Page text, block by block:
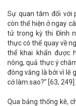
Sự quan tâm đối với
còn thể hiện ở ngay
tử trong kỳ thi Đình
thực có thể quay về
thể khai khẩn được
nông, quả thực ý
đông vắng là bởi vì lẽ
cớ làm sao?” [63, 249].
Qua bảng thống kê,